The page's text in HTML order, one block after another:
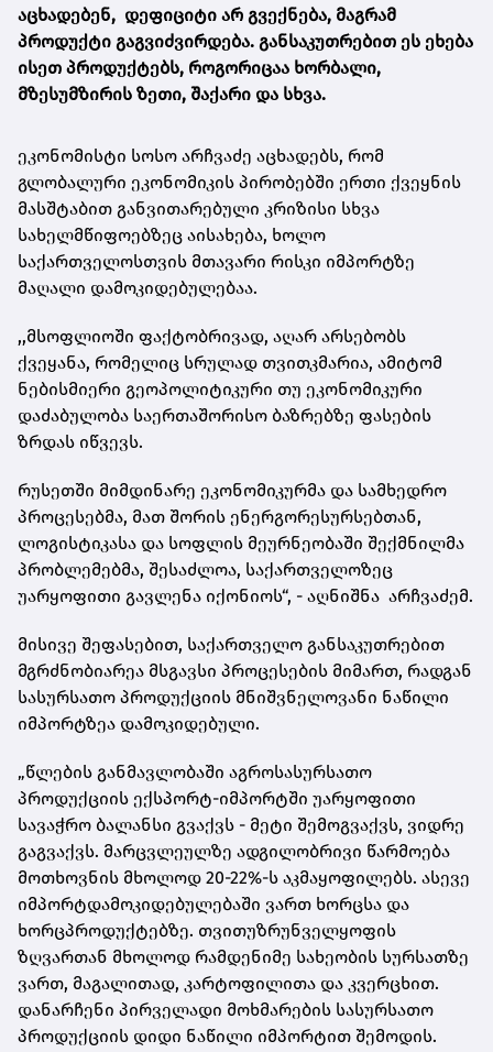
აცხადებენ, დეფიციტი არ გვექნება, მაგრამ
პროდუქტი გაგვიძვირდება. განსაკუთრებით ეს ეხება
ისეთ პროდუქტებს, როგორიცაა ხორბალი,
მზესუმზირის ზეთი, შაქარი და სხვა.
ეკონომისტი სოსო არჩვაძე აცხადებს, რომ
გლობალური ეკონომიკის პირობებში ერთი ქვეყნის
მასშტაბით განვითარებული კრიზისი სხვა
სახელმწიფოებზეც აისახება, ხოლო
საქართველოსთვის მთავარი რისკი იმპორტზე
მაღალი დამოკიდებულებაა.
,,მსოფლიოში ფაქტობრივად, აღარ არსებობს
ქვეყანა, რომელიც სრულად თვითკმარია, ამიტომ
ნებისმიერი გეოპოლიტიკური თუ ეკონომიკური
დაძაბულობა საერთაშორისო ბაზრებზე ფასების
ზრდას იწვევს.
რუსეთში მიმდინარე ეკონომიკურმა და სამხედრო
პროცესებმა, მათ შორის ენერგორესურსებთან,
ლოგისტიკასა და სოფლის მეურნეობაში შექმნილმა
პრობლემებმა, შესაძლოა, საქართველოზეც
უარყოფითი გავლენა იქონიოს“, - აღნიშნა არჩვაძემ.
მისივე შეფასებით, საქართველო განსაკუთრებით
მგრძნობიარეა მსგავსი პროცესების მიმართ, რადგან
სასურსათო პროდუქციის მნიშვნელოვანი ნაწილი
იმპორტზეა დამოკიდებული.
„წლების განმავლობაში აგროსასურსათო
პროდუქციის ექსპორტ-იმპორტში უარყოფითი
სავაჭრო ბალანსი გვაქვს - მეტი შემოგვაქვს, ვიდრე
გაგვაქვს. მარცვლეულზე ადგილობრივი წარმოება
მოთხოვნის მხოლოდ 20-22%-ს აკმაყოფილებს. ასევე
იმპორტდამოკიდებულებაში ვართ ხორცსა და
ხორცპროდუქტებზე. თვითუზრუნველყოფის
ზღვართან მხოლოდ რამდენიმე სახეობის სურსათზე
ვართ, მაგალითად, კარტოფილითა და კვერცხით.
დანარჩენი პირველადი მოხმარების სასურსათო
პროდუქციის დიდი ნაწილი იმპორტით შემოდის.